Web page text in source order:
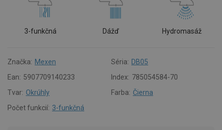
3-funkčná Dážď Hydromasáž
Značka: Mexen Séria: DB05
Ean: 5907709140233 Index: 785054584-70
Tvar: Okrúhly Farba: Čierna
Počet funkcií: 3-funkčná